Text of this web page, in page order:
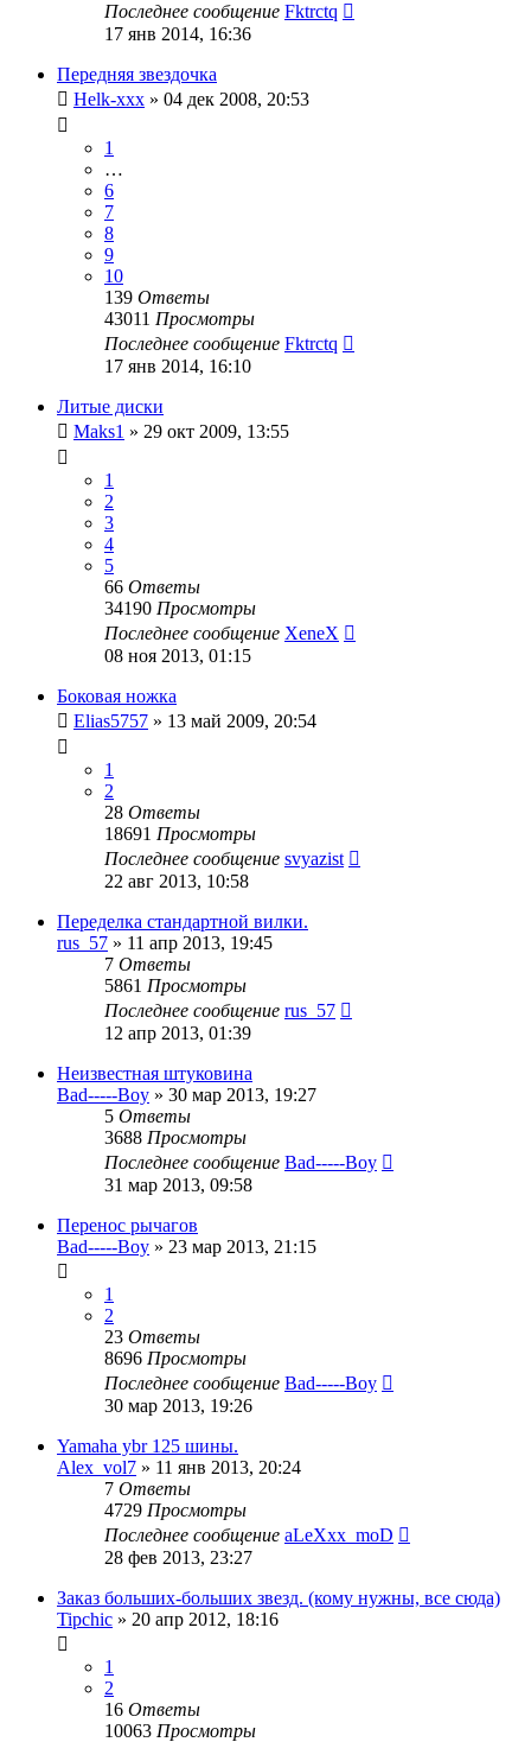
Последнее сообщение Fktrctq
17 янв 2014, 16:36
Передняя звездочка
Helk-xxx » 04 дек 2008, 20:53
1
…
6
7
8
9
10
139 Ответы
43011 Просмотры
Последнее сообщение Fktrctq
17 янв 2014, 16:10
Литые диски
Maks1 » 29 окт 2009, 13:55
1
2
3
4
5
66 Ответы
34190 Просмотры
Последнее сообщение XeneX
08 ноя 2013, 01:15
Боковая ножка
Elias5757 » 13 май 2009, 20:54
1
2
28 Ответы
18691 Просмотры
Последнее сообщение svyazist
22 авг 2013, 10:58
Переделка стандартной вилки.
rus_57 » 11 апр 2013, 19:45
7 Ответы
5861 Просмотры
Последнее сообщение rus_57
12 апр 2013, 01:39
Неизвестная штуковина
Bad-----Boy » 30 мар 2013, 19:27
5 Ответы
3688 Просмотры
Последнее сообщение Bad-----Boy
31 мар 2013, 09:58
Перенос рычагов
Bad-----Boy » 23 мар 2013, 21:15
1
2
23 Ответы
8696 Просмотры
Последнее сообщение Bad-----Boy
30 мар 2013, 19:26
Yamaha ybr 125 шины.
Alex_vol7 » 11 янв 2013, 20:24
7 Ответы
4729 Просмотры
Последнее сообщение aLeXxx_moD
28 фев 2013, 23:27
Заказ больших-больших звезд. (кому нужны, все сюда)
Tipchic » 20 апр 2012, 18:16
1
2
16 Ответы
10063 Просмотры